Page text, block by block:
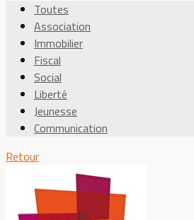
Toutes
Association
Immobilier
Fiscal
Social
Liberté
Jeunesse
Communication
Retour